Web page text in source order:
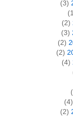
(3)
(2)
(3)
(2)
(2)
(4)
(4)
(2)